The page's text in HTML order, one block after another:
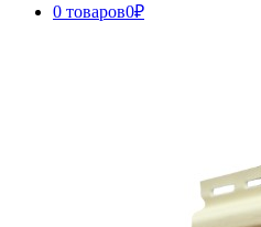
0 товаров0₽